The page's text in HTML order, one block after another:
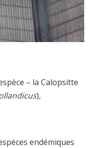
– la Calopsitte
),
endémiques